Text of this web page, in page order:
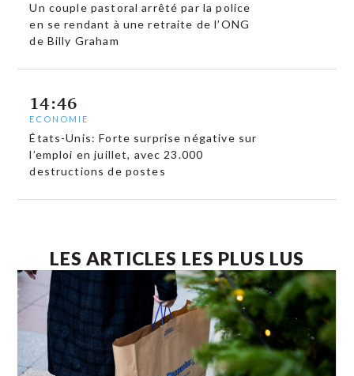
Un couple pastoral arrêté par la police
en se rendant à une retraite de l’ONG
de Billy Graham
14:46
ECONOMIE
États-Unis: Forte surprise négative sur
l’emploi en juillet, avec 23.000
destructions de postes
LES ARTICLES LES PLUS LUS